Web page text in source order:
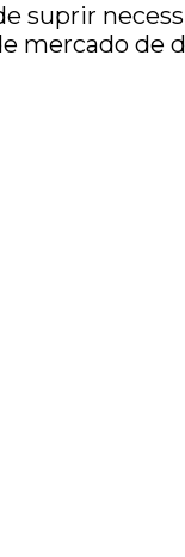
suprir
mercado de